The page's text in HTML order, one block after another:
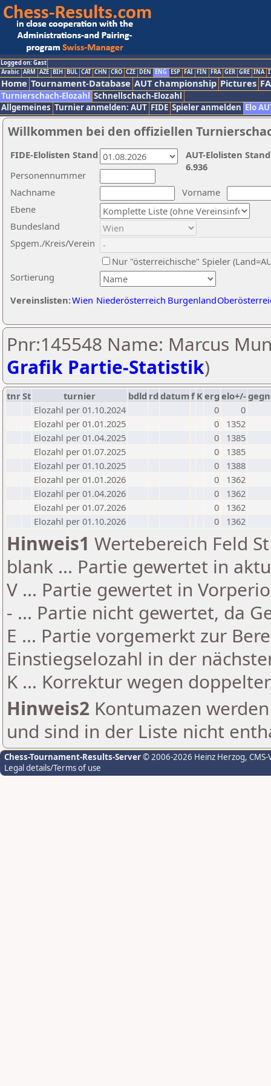
Logged on: Gast
Arabic ARM AZE BIH BUL CAT CHN CRO CZE DEN ENG ESP FAI FIN FRA GER GRE INA
Home Tournament-Database AUT championship Pictures
Turnierschach-Elozahl Schnellschach-Elozahl
Allgemeines Turnier anmelden: AUT FIDE Spieler anmelden Elo
Willkommen bei den offiziellen
Nachname
Vorname
Ebene
Sortierung
Personennummer
Bundesland
Spgem./Kreis/Verein
Nur "österreichische" Spieler
Vereinslisten:Wien Niederösterreich Burgenland
AUT-Elolisten
6.936
FIDE-Elolisten Stand
Pnr:145548 Name: Marcus
Grafik Partie-Statistik)
tnrSt turnier bdld rd datumf Kerg elo+/-
Elozahl per 01.10.2024
0
0
Elozahl per 01.01.2025
0
1352
Elozahl per 01.04.2025
0
1385
Elozahl per 01.07.2025
0
1385
Elozahl per 01.10.2025
0
1388
Elozahl per 01.01.2026
0
1362
Elozahl per 01.04.2026
0
1362
Elozahl per 01.07.2026
0
1362
Elozahl per 01.10.2026
0 1362
Hinweis1 Wertebereich Feld
blank ... Partie gewertet in
V ... Partie gewertet in
- ... Partie nicht gewertet, da
E ... Partie vorgemerkt zur
Einstiegselozahl in der
K ... Korrektur wegen
Hinweis2 Kontumazen
und sind in der Liste nicht
Chess-Tournament-Results-Server© 2006-2026 Heinz Herzog,
Legal details/Terms of use